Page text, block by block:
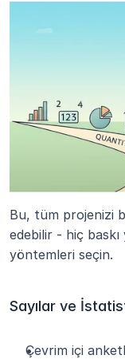
Bu, tüm projenizi
edebilir - hiç
yöntemleri seçin.
Sayılar ve
Çevrim içi